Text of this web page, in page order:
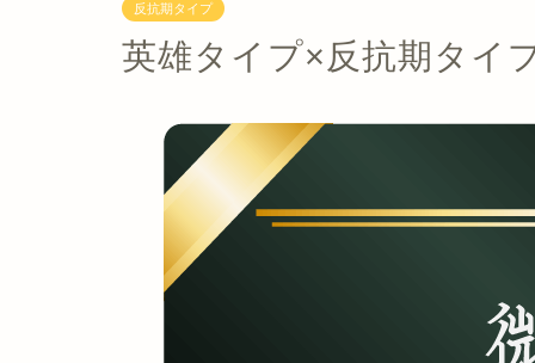
反抗期タイプ
英雄タイプ×反抗期タイ